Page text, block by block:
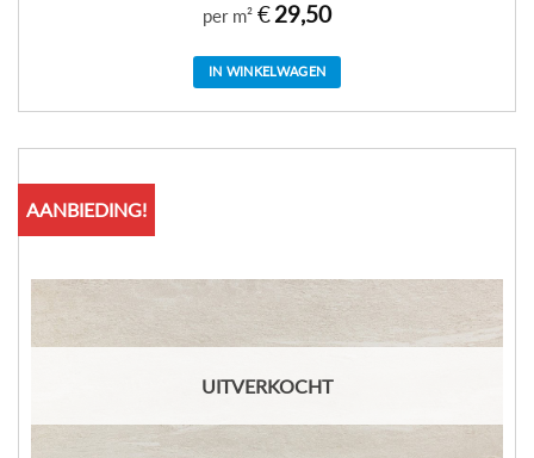
per m² €29,50
IN WINKELWAGEN
AANBIEDING!
UITVERKOCHT